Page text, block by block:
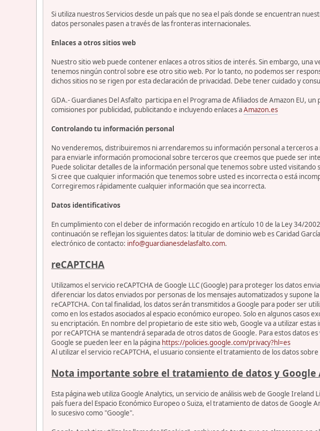
Si utiliza nuestros Servicios desde un país que no sea el país donde se encuentran
datos personales pasen a través de las fronteras internacionales.
Enlaces a otros sitios web
Nuestro sitio web puede contener enlaces a otros sitios de interés. Sin embargo,
tenemos ningún control sobre ese otro sitio web. Por lo tanto, no podemos ser
dichos sitios no se rigen por esta declaración de privacidad. Debe tener cuidado y
GDA.- Guardianes Del Asfalto participa en el Programa de Afiliados de Amazon EU,
comisiones por publicidad, publicitando e incluyendo enlaces aAmazon.es
Controlando tu información personal
No venderemos, distribuiremos ni arrendaremos su información personal a terceros
para enviarle información promocional sobre terceros que creemos que puede ser
Puede solicitar detalles de la información personal que tenemos sobre usted visitando
Si cree que cualquier información que tenemos sobre usted es incorrecta o está
Corregiremos rápidamente cualquier información que sea incorrecta.
Datos identificativos
En cumplimiento con el deber de información recogido en artículo 10 de la Ley 34/
continuación se reflejan los siguientes datos: la titular de dominio web es Caridad
electrónico de contacto: info@guardianesdelasfalto.com.
reCAPTCHA
Utilizamos el servicio reCAPTCHA de Google LLC (Google) para proteger los datos
diferenciar los datos enviados por personas de los mensajes automatizados y
reCAPTCHA. Con tal finalidad, los datos serán transmitidos a Google para poder ser
como en los estados asociados al espacio económico europeo. Solo en algunos casos
su encriptación. En nombre del propietario de este sitio web, Google va a utilizar
por reCAPTCHA se mantendrá separada de otros datos de Google. Para estos datos
Google se pueden leer en la página https://policies.google.com/privacy?hl=es
Al utilizar el servicio reCAPTCHA, el usuario consiente el tratamiento de los datos
Nota importante sobre el tratamiento de datos y Google
Esta página web utiliza Google Analytics, un servicio de análisis web de Google
país fuera del Espacio Económico Europeo o Suiza, el tratamiento de datos de
lo sucesivo como "Google".